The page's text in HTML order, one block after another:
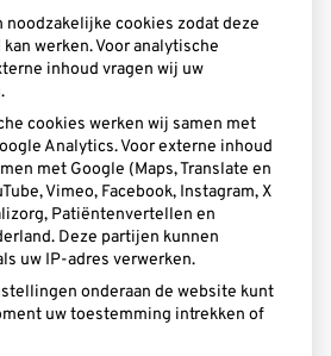
op hun duim, speen of
kinderen persen hun
tegen het gehemelte
tussen de boven- en
, vinger- of
tongpersen beïnvloeden
tanden. Probeer je kind
noodzakelijke cookies zodat deze
werken. Voor analytische
inhoud vragen wij uw
cookies werken wij samen met
Analytics. Voor externe inhoud
met Google (Maps, Translate en
Vimeo, Facebook, Instagram, X
Patiëntenvertellen en
Deze partijen kunnen
uw IP-adres verwerken.
onderaan de website kunt
uw toestemming intrekken of